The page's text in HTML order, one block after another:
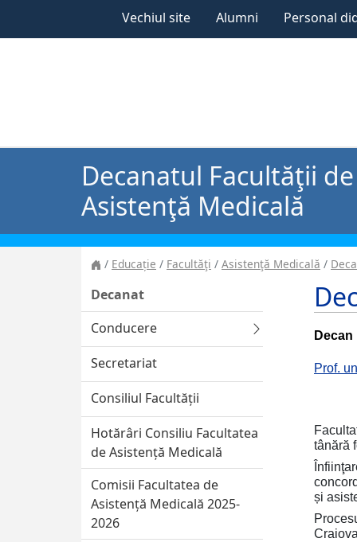
Vechiul site Alumni Personal
Decanatul Facultăţii de
Asistenţă Medicală
Educație Facultăţi Asistenţă Medicală
Decanat
Conducere
Secretariat
Consiliul Facultății
Hotărâri Consiliu Facultatea
de Asistență Medicală
Comisii Facultatea de
Asistență Medicală 2025-
2026
Decan
Prof.
tânără
și